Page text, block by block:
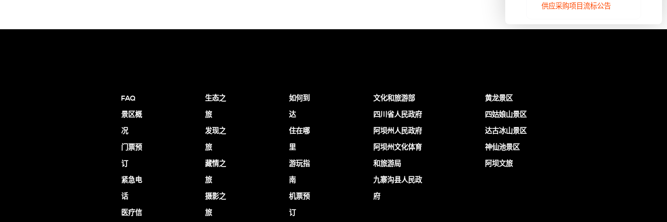
供应采购项目流标公告
FAQ
景区概
况
门票预
订
紧急电
话
医疗信
生态之
旅
发现之
旅
藏情之
旅
摄影之
旅
如何到
达
住在哪
里
游玩指
南
机票预
订
文化和旅游部
四川省人民政府
阿坝州人民政府
阿坝州文化体育
和旅游局
九寨沟县人民政
府
黄龙景区
四姑娘山景区
达古冰山景区
神仙池景区
阿坝文旅